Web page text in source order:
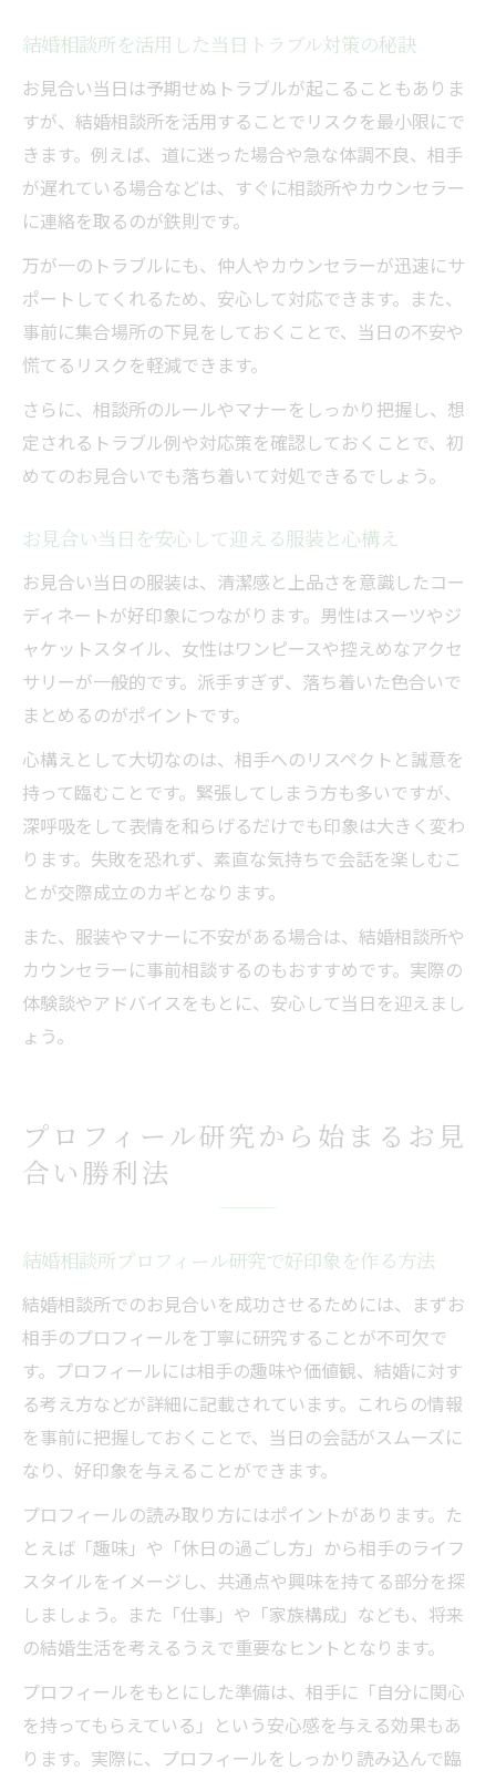
結婚相談所を活用した当日トラブル対策の秘訣
お見合い当日は予期せぬトラブルが起こることもありま
すが、結婚相談所を活用することでリスクを最小限にで
きます。例えば、道に迷った場合や急な体調不良、相手
が遅れている場合などは、すぐに相談所やカウンセラー
に連絡を取るのが鉄則です。
万が一のトラブルにも、仲人やカウンセラーが迅速にサ
ポートしてくれるため、安心して対応できます。また、
事前に集合場所の下見をしておくことで、当日の不安や
慌てるリスクを軽減できます。
さらに、相談所のルールやマナーをしっかり把握し、想
定されるトラブル例や対応策を確認しておくことで、初
めてのお見合いでも落ち着いて対処できるでしょう。
お見合い当日を安心して迎える服装と心構え
お見合い当日の服装は、清潔感と上品さを意識したコー
ディネートが好印象につながります。男性はスーツやジ
ャケットスタイル、女性はワンピースや控えめなアクセ
サリーが一般的です。派手すぎず、落ち着いた色合いで
まとめるのがポイントです。
心構えとして大切なのは、相手へのリスペクトと誠意を
持って臨むことです。緊張してしまう方も多いですが、
深呼吸をして表情を和らげるだけでも印象は大きく変わ
ります。失敗を恐れず、素直な気持ちで会話を楽しむこ
とが交際成立のカギとなります。
また、服装やマナーに不安がある場合は、結婚相談所や
カウンセラーに事前相談するのもおすすめです。実際の
体験談やアドバイスをもとに、安心して当日を迎えまし
ょう。
プロフィール研究から始まるお見
合い勝利法
結婚相談所プロフィール研究で好印象を作る方法
結婚相談所でのお見合いを成功させるためには、まずお
相手のプロフィールを丁寧に研究することが不可欠で
す。プロフィールには相手の趣味や価値観、結婚に対す
る考え方などが詳細に記載されています。これらの情報
を事前に把握しておくことで、当日の会話がスムーズに
なり、好印象を与えることができます。
プロフィールの読み取り方にはポイントがあります。た
とえば「趣味」や「休日の過ごし方」から相手のライフ
スタイルをイメージし、共通点や興味を持てる部分を探
しましょう。また「仕事」や「家族構成」なども、将来
の結婚生活を考えるうえで重要なヒントとなります。
プロフィールをもとにした準備は、相手に「自分に関心
を持ってもらえている」という安心感を与える効果もあ
ります。実際に、プロフィールをしっかり読み込んで臨